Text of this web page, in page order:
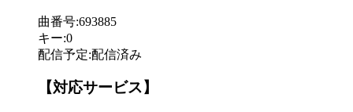
曲番号:693885
キー:0
配信予定:配信済み
【対応サービス】